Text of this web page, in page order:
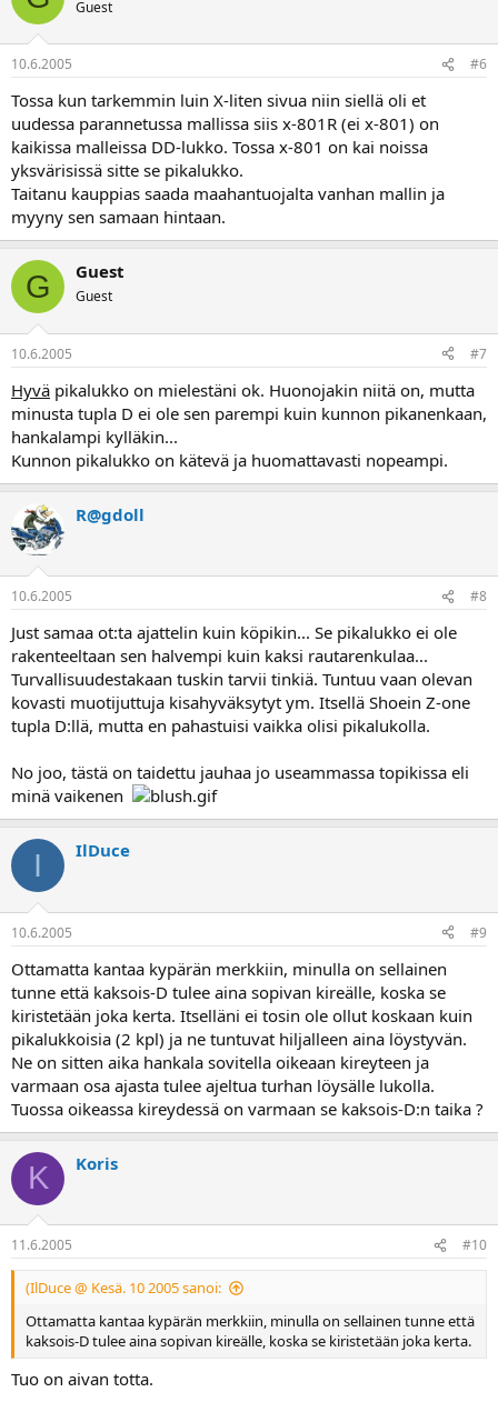
Guest
10.6.2005 #6
Tossa kun tarkemmin luin X-liten sivua niin siellä oli et
uudessa parannetussa mallissa siis x-801R (ei x-801) on
kaikissa malleissa DD-lukko. Tossa x-801 on kai noissa
yksvärisissä sitte se pikalukko.
Taitanu kauppias saada maahantuojalta vanhan mallin ja
myyny sen samaan hintaan.
G Guest
Guest
10.6.2005 #7
Hyvä pikalukko on mielestäni ok. Huonojakin niitä on, mutta
minusta tupla D ei ole sen parempi kuin kunnon pikanenkaan,
hankalampi kylläkin...
Kunnon pikalukko on kätevä ja huomattavasti nopeampi.
R@gdoll
10.6.2005 #8
Just samaa ot:ta ajattelin kuin köpikin... Se pikalukko ei ole
rakenteeltaan sen halvempi kuin kaksi rautarenkulaa...
Turvallisuudestakaan tuskin tarvii tinkiä. Tuntuu vaan olevan
kovasti muotijuttuja kisahyväksytyt ym. Itsellä Shoein Z-one
tupla D:llä, mutta en pahastuisi vaikka olisi pikalukolla.
No joo, tästä on taidettu jauhaa jo useammassa topikissa eli
minä vaikenen
I IlDuce
10.6.2005 #9
Ottamatta kantaa kypärän merkkiin, minulla on sellainen
tunne että kaksois-D tulee aina sopivan kireälle, koska se
kiristetään joka kerta. Itselläni ei tosin ole ollut koskaan kuin
pikalukkoisia (2 kpl) ja ne tuntuvat hiljalleen aina löystyvän.
Ne on sitten aika hankala sovitella oikeaan kireyteen ja
varmaan osa ajasta tulee ajeltua turhan löysälle lukolla.
Tuossa oikeassa kireydessä on varmaan se kaksois-D:n taika ?
K Koris
11.6.2005 #10
(IlDuce @ Kesä. 10 2005 sanoi:
Ottamatta kantaa kypärän merkkiin, minulla on sellainen tunne että
kaksois-D tulee aina sopivan kireälle, koska se kiristetään joka kerta.
Tuo on aivan totta.